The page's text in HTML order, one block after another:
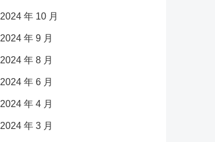
2024 年 10 月
2024 年 9 月
2024 年 8 月
2024 年 6 月
2024 年 4 月
2024 年 3 月